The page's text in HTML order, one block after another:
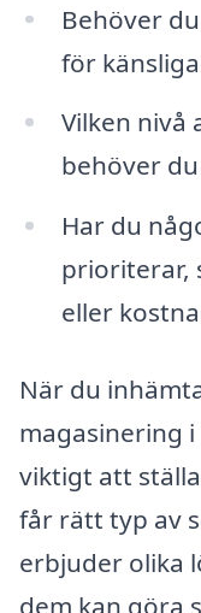
Behöver
för
Vilken nivå
behöver
Har du
prioriterar,
eller
När du
magasinering
viktigt att
får rätt typ av
erbjuder olika
dem kan göra